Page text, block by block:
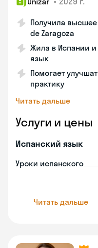
Получила
de Zaragoza
Жила в Испании и
язык
Помогает
практику
Читать дальше
Услуги и цены
Испанский язык
Уроки испанского
Читать дальше